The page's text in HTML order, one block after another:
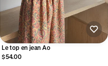
Le top en jean Ao
$54.00